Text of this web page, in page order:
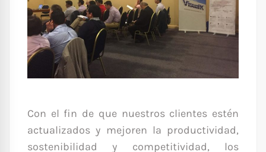
Con el fin de que nuestros clientes estén
actualizados y mejoren la productividad,
sostenibilidad y competitividad, los